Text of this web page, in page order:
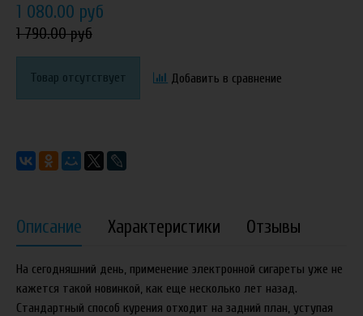
1 080.00 руб
1 790.00 руб
Товар отсутствует Добавить в сравнение
Описание Характеристики Отзывы
На сегодняшний день, применение электронной сигареты уже не
кажется такой новинкой, как еще несколько лет назад.
Стандартный способ курения отходит на задний план, уступая